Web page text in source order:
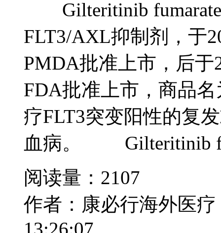
Gilteritinib fumarate
FLT3/AXL抑制剂，于
PMDA批准上市，后于
FDA批准上市，商品名
疗FLT3突变阳性的复
血病。 Gilteritinib
阅读量：2107
作者：康必行海外医疗
13:26:07